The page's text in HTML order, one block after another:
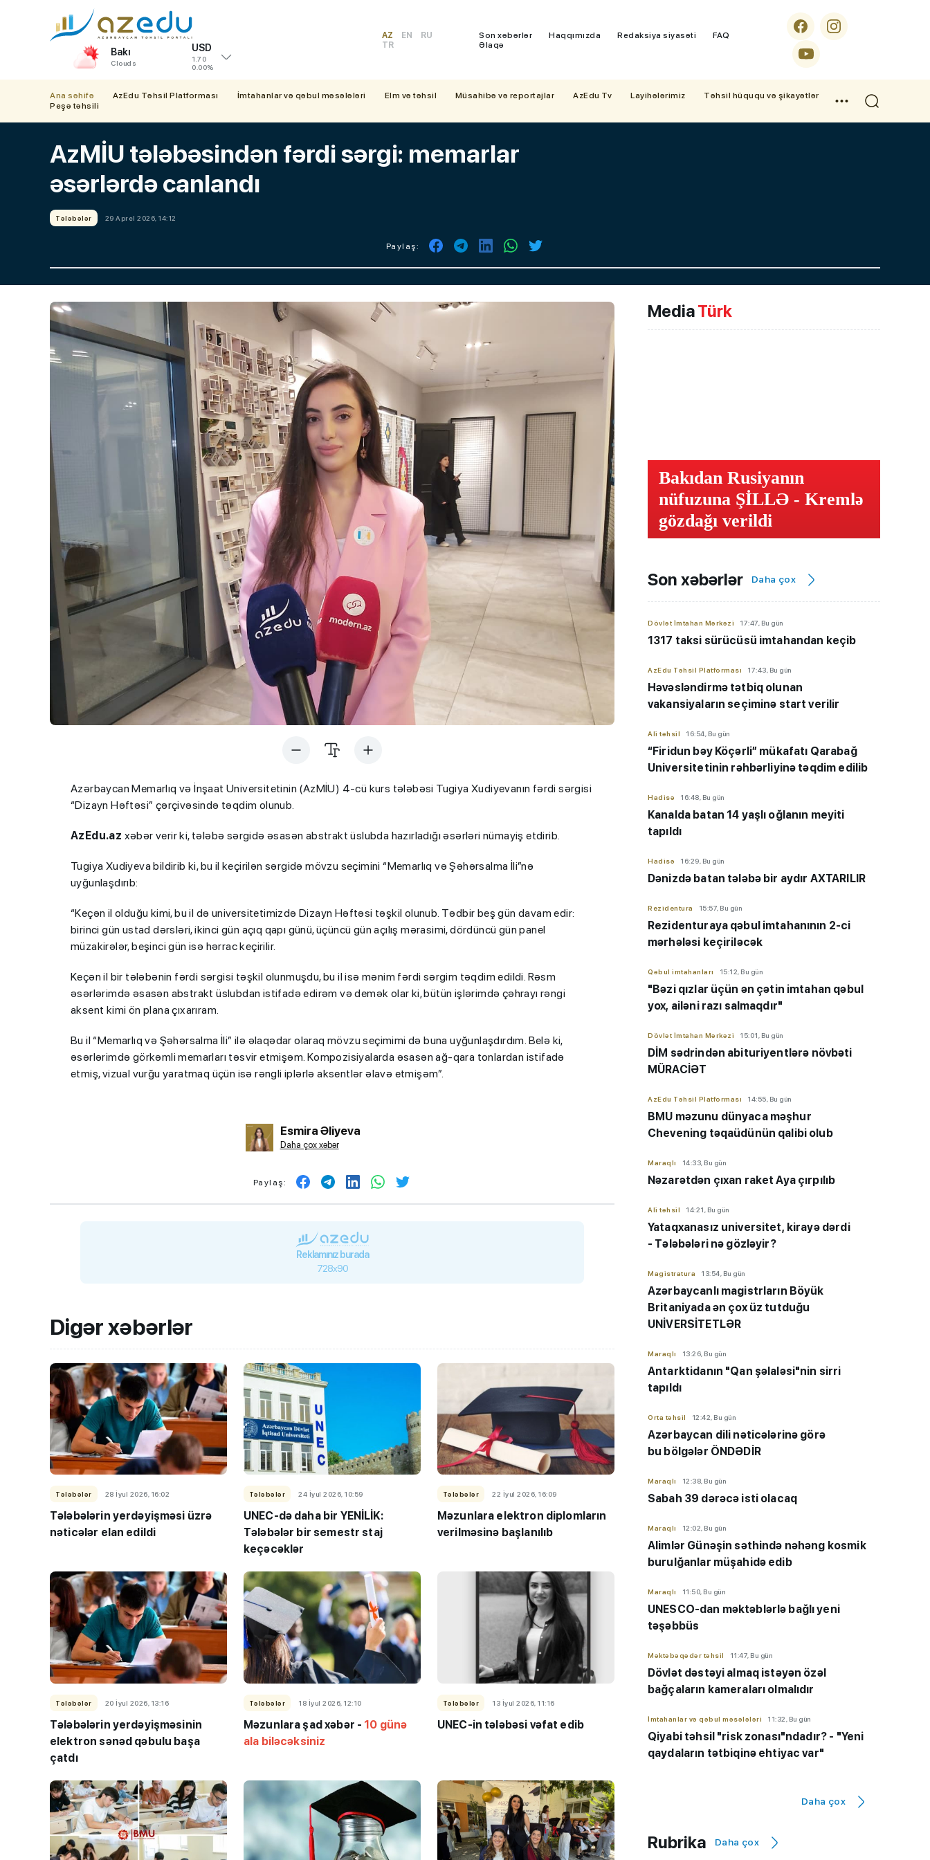
Bakı
Clouds
USD
1.70
0.00%
AZ EN
RU
TR
Son xəbərlər Haqqımızda Redaksiya siyasəti
FAQ
Əlaqə
Ana səhifə AzEdu Təhsil Platforması İmtahanlar və qəbul məsələləri Elm və təhsil Müsahibə və reportajlar AzEdu Tv Layihələrimiz
Təhsil hüququ və şikayətlər
Peşə təhsili
AzMİU tələbəsindən fərdi sərgi: memarlar
əsərlərdə canlandı
Tələbələr 29 Aprel 2026, 14:12
Paylaş:
Azərbaycan Memarlıq və İnşaat Universitetinin (AzMİU) 4-cü kurs tələbəsi Tugiya Xudiyevanın fərdi sərgisi
“Dizayn Həftəsi” çərçivəsində təqdim olunub.
AzEdu.az xəbər verir ki, tələbə sərgidə əsasən abstrakt üslubda hazırladığı əsərləri nümayiş etdirib.
Tugiya Xudiyeva bildirib ki, bu il keçirilən sərgidə mövzu seçimini “Memarlıq və Şəhərsalma İli”nə
uyğunlaşdırıb:
“Keçən il olduğu kimi, bu il də universitetimizdə Dizayn Həftəsi təşkil olunub. Tədbir beş gün davam edir:
birinci gün ustad dərsləri, ikinci gün açıq qapı günü, üçüncü gün açılış mərasimi, dördüncü gün panel
müzakirələr, beşinci gün isə hərrac keçirilir.
Keçən il bir tələbənin fərdi sərgisi təşkil olunmuşdu, bu il isə mənim fərdi sərgim təqdim edildi. Rəsm
əsərlərimdə əsasən abstrakt üslubdan istifadə edirəm və demək olar ki, bütün işlərimdə çəhrayı rəngi
aksent kimi ön plana çıxarıram.
Bu il “Memarlıq və Şəhərsalma İli” ilə əlaqədar olaraq mövzu seçimimi də buna uyğunlaşdırdım. Belə ki,
əsərlərimdə görkəmli memarları təsvir etmişəm. Kompozisiyalarda əsasən ağ-qara tonlardan istifadə
etmiş, vizual vurğu yaratmaq üçün isə rəngli iplərlə aksentlər əlavə etmişəm”.
Esmira Əliyeva
Daha çox xəbər
Paylaş:
Reklamınız burada
728x90
Digər xəbərlər
Tələbələr 28 İyul 2026, 16:02
Tələbələrin yerdəyişməsi üzrə
nəticələr elan edildi
Tələbələr 24 İyul 2026, 10:59
UNEC-də daha bir YENİLİK:
Tələbələr bir semestr staj
keçəcəklər
Tələbələr 22 İyul 2026, 16:09
Məzunlara elektron diplomların
verilməsinə başlanılıb
Tələbələr 20 İyul 2026, 13:16
Tələbələrin yerdəyişməsinin
elektron sənəd qəbulu başa
çatdı
Tələbələr 18 İyul 2026, 12:10
Məzunlara şad xəbər - 10 günə
ala biləcəksiniz
Tələbələr 13 İyul 2026, 11:16
UNEC-in tələbəsi vəfat edib
MediaTürk
Bakıdan Rusiyanın
nüfuzuna ŞİLLƏ - Kremlə
gözdağı verildi
Son xəbərlər Daha çox
Dövlət İmtahan Mərkəzi 17:47, Bu gün
1317 taksi sürücüsü imtahandan keçib
AzEdu Təhsil Platforması 17:43, Bu gün
Həvəsləndirmə tətbiq olunan
vakansiyaların seçiminə start verilir
Ali təhsil 16:54, Bu gün
“Firidun bəy Köçərli” mükafatı Qarabağ
Universitetinin rəhbərliyinə təqdim edilib
Hadisə 16:48, Bu gün
Kanalda batan 14 yaşlı oğlanın meyiti
tapıldı
Hadisə 16:29, Bu gün
Dənizdə batan tələbə bir aydır AXTARILIR
Rezidentura 15:57, Bu gün
Rezidenturaya qəbul imtahanının 2-ci
mərhələsi keçiriləcək
Qəbul imtahanları 15:12, Bu gün
"Bəzi qızlar üçün ən çətin imtahan qəbul
yox, ailəni razı salmaqdır"
Dövlət İmtahan Mərkəzi 15:01, Bu gün
DİM sədrindən abituriyent ​​​​​​​lərə növbəti
MÜRACİƏT
AzEdu Təhsil Platforması 14:55, Bu gün
BMU məzunu dünyaca məşhur
Chevening təqaüdünün qalibi olub
Maraqlı 14:33, Bu gün
Nəzarətdən çıxan raket Aya çırpılıb
Ali təhsil 14:21, Bu gün
Yataqxanasız universitet, kirayə dərdi
- Tələbələri nə gözləyir?
Magistratura 13:54, Bu gün
Azərbaycanlı magistrların Böyük
Britaniyada ən çox üz tutduğu
UNİVERSİTETLƏR
Maraqlı 13:26, Bu gün
Antarktidanın "Qan şəlaləsi"nin sirri
tapıldı
Orta təhsil 12:42, Bu gün
Azərbaycan dili nəticələrinə görə
bu bölgələr ÖNDƏDİR
Maraqlı 12:38, Bu gün
Sabah 39 dərəcə isti olacaq
Maraqlı 12:02, Bu gün
Alimlər Günəşin səthində nəhəng kosmik
burulğanlar müşahidə edib
Maraqlı 11:50, Bu gün
UNESCO-dan məktəblərlə bağlı yeni
təşəbbüs
Məktəbəqədər təhsil 11:47, Bu gün
Dövlət dəstəyi almaq istəyən özəl
bağçaların kameraları olmalıdır
İmtahanlar və qəbul məsələləri 11:32, Bu gün
Qiyabi təhsil "risk zonası"ndadır? - "Yeni
qaydaların tətbiqinə ehtiyac var"
İsmayıllıda 7 yaşlı uşaq qıcolmadan ölüb
3 uşaq bağçası Təhsil İdarəsinin
Daha çox
Rubrika Daha çox